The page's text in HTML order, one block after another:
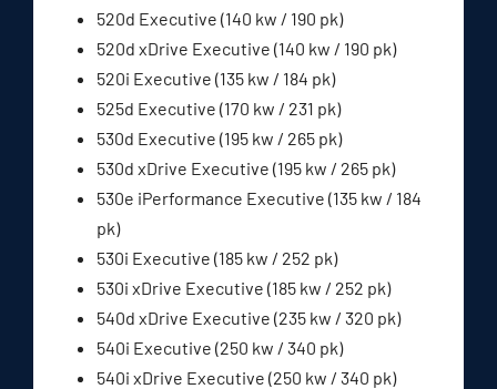
520d Executive (140 kw / 190 pk)
520d xDrive Executive (140 kw / 190 pk)
520i Executive (135 kw / 184 pk)
525d Executive (170 kw / 231 pk)
530d Executive (195 kw / 265 pk)
530d xDrive Executive (195 kw / 265 pk)
530e iPerformance Executive (135 kw / 184
pk)
530i Executive (185 kw / 252 pk)
530i xDrive Executive (185 kw / 252 pk)
540d xDrive Executive (235 kw / 320 pk)
540i Executive (250 kw / 340 pk)
540i xDrive Executive (250 kw / 340 pk)